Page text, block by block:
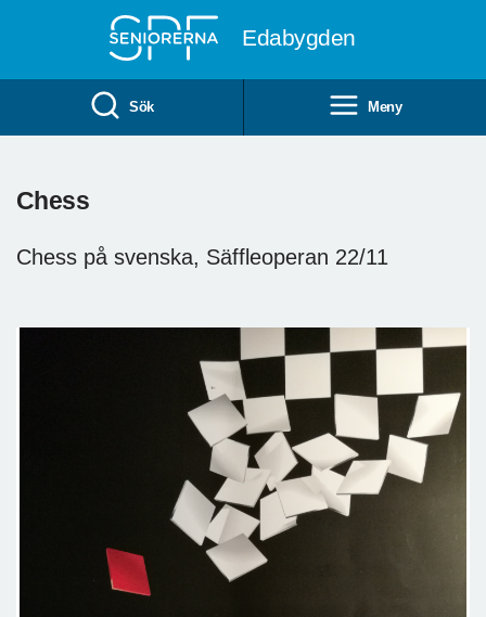
Edabygden
Sök Meny
Chess
Chess på svenska, Säffleoperan 22/11